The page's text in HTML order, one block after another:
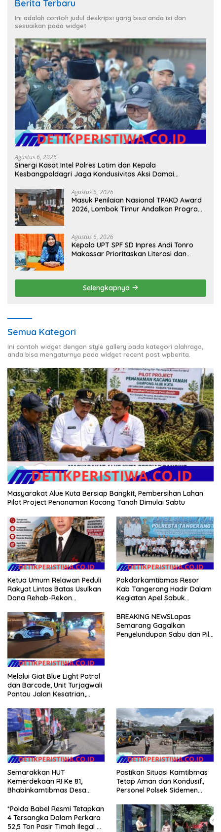
Berita Terbaru
Ini adalah contoh judul deskripsi yang bisa anda isi dan
sesuaikan pada widget
Agustus 6, 2026
Sinergi Kasat Intel Polres Lotim dan Kepala
Kesbangpoldagri Jaga Kondusivitas Aksi Damai
Agustus 6, 2026
Masuk Penilaian Nasional TPAKD Award
2026, Lombok Timur Andalkan Program
Agustus 6, 2026
Kepala UPT SPF SD Inpres Andi Tonro
Makassar Prioritaskan Literasi dan
Selengkapnya
Semua Kategori
Ini contoh widget dengan style gallery pada kategori olahraga,
anda bisa mengaturnya pada widget recent post wpberita.
Masyarakat Alue Kuta Bersiap Bangkit, Pembersihan Lahan
Pilot Project Penanaman Kacang Tanah Dimulai Sabtu
Ketua Umum Relawan Peduli
Rakyat Lintas Batas Usulkan
Dana Rehab-Rekon
Dikelola Langsung
Pemerintah Pusat
Pokdarkamtibmas Resor
Kab Tangerang Hadir Dalam
Kegiatan Apel Sabuk
Tangerang Tahun 2026
Melalui Giat Blue Light Patrol
dan Barcode, Unit Turjagwali
Pantau Jalan Kesatrian,
BREAKING NEWSLapas
Semarang Gagalkan
Penyelundupan Sabu dan Pil
Semarakkan HUT
Kemerdekaan RI Ke 81,
Bhabinkamtibmas Desa
Warganya Kibarkan Bendera
Merah Putih
Pastikan Situasi Kamtibmas
Tetap Aman dan Kondusif,
Personel Polsek Sidemen
*Polda Babel Resmi Tetapkan
4 Tersangka Dalam Perkara
52,5 Ton Pasir Timah Ilegal Di